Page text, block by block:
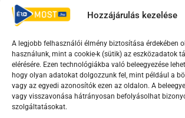
Hozzájárulás kezelése
A legjobb felhasználói élmény biztosítása érdekében
használunk, mint a cookie-k (sütik) az eszközadatok
elérésére. Ezen technológiákba való beleegyezése
hogy olyan adatokat dolgozzunk fel, mint például a
vagy az egyedi azonosítók ezen az oldalon. A
vagy visszavonása hátrányosan befolyásolhat
szolgáltatásokat.
Irányelvek Moderálási
F
a
c
e
Y
o
u
t
T
i
k